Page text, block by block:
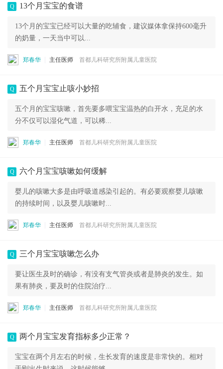
Q 13个月宝宝的食谱
13个月的宝宝已经可以大量的吃辅食，建议媒体拿保持600毫升
的奶量，一天当中可以...
郑春华 主任医师 首都儿科研究所附属儿童医院
Q 五个月宝宝止咳小妙招
五个月的宝宝咳嗽，首先要多喂宝宝温热的白开水，充足的水
分不仅可以湿化气道，可以稀...
郑春华 主任医师 首都儿科研究所附属儿童医院
Q 六个月宝宝咳嗽如何缓解
婴儿的咳嗽大多是由呼吸道感染引起的。有必要观察婴儿咳嗽
的持续时间，以及婴儿咳嗽时...
郑春华 主任医师 首都儿科研究所附属儿童医院
Q 三个月宝宝咳嗽怎么办
要让医生及时的确诊，有没有支气管炎或者是肺炎的发生。如
果有肺炎，要及时的住院治疗...
郑春华 主任医师 首都儿科研究所附属儿童医院
Q 两个月宝宝发育指标多少正常？
宝宝在两个月左右的时候，生长发育的速度是非常快的。相对